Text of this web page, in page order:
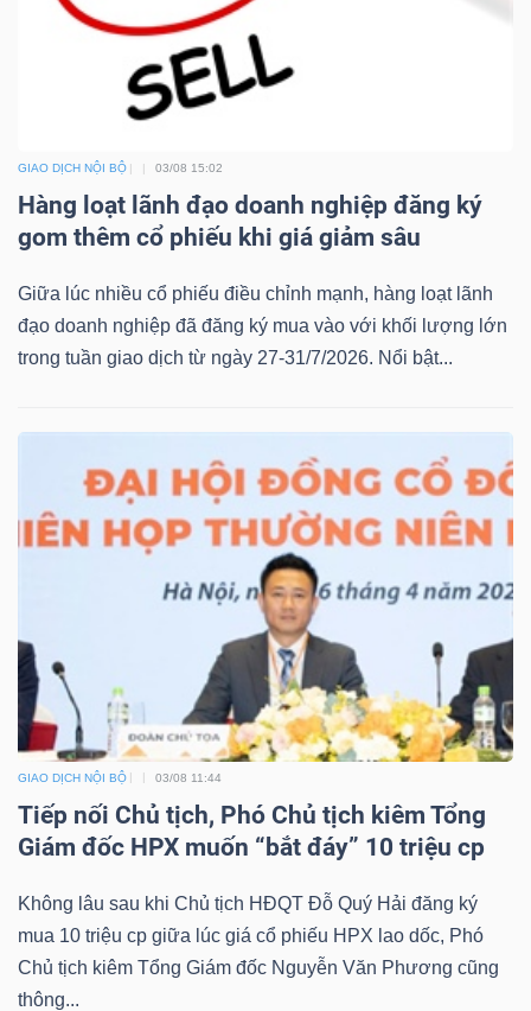
GIAO DỊCH NỘI BỘ 03/08 15:02
Hàng loạt lãnh đạo doanh nghiệp đăng ký
gom thêm cổ phiếu khi giá giảm sâu
Giữa lúc nhiều cổ phiếu điều chỉnh mạnh, hàng loạt lãnh
đạo doanh nghiệp đã đăng ký mua vào với khối lượng lớn
trong tuần giao dịch từ ngày 27-31/7/2026. Nổi bật...
GIAO DỊCH NỘI BỘ 03/08 11:44
Tiếp nối Chủ tịch, Phó Chủ tịch kiêm Tổng
Giám đốc HPX muốn “bắt đáy” 10 triệu cp
Không lâu sau khi Chủ tịch HĐQT Đỗ Quý Hải đăng ký
mua 10 triệu cp giữa lúc giá cổ phiếu HPX lao dốc, Phó
Chủ tịch kiêm Tổng Giám đốc Nguyễn Văn Phương cũng
thông...